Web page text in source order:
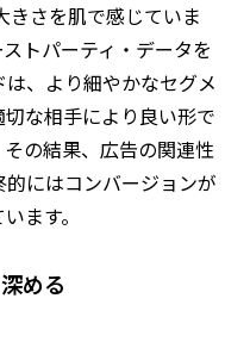
きさを肌で感じていま
トパーティ・データを
、より細やかなセグメ
な相手により良い形で
の結果、広告の関連性
にはコンバージョンが
ます。
める